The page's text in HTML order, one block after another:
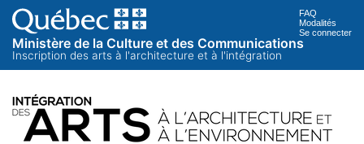
Ministère de la Culture et des Communications
Inscription des arts à l'architecture et à l'intégration
FAQ
Modalités
Se connecter